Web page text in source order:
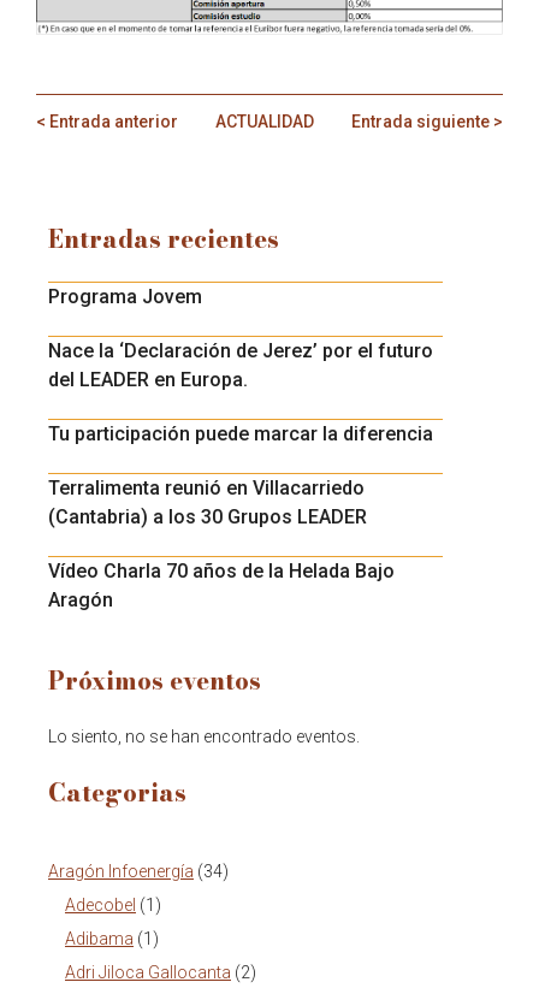
< Entrada anterior ACTUALIDAD Entrada siguiente >
Entradas recientes
Programa Jovem
Nace la ‘Declaración de Jerez’ por el futuro
del LEADER en Europa.
Tu participación puede marcar la diferencia
Terralimenta reunió en Villacarriedo
(Cantabria) a los 30 Grupos LEADER
Vídeo Charla 70 años de la Helada Bajo
Aragón
Próximos eventos
Lo siento, no se han encontrado eventos.
Categorias
Aragón Infoenergía (34)
Adecobel (1)
Adibama (1)
Adri Jiloca Gallocanta (2)